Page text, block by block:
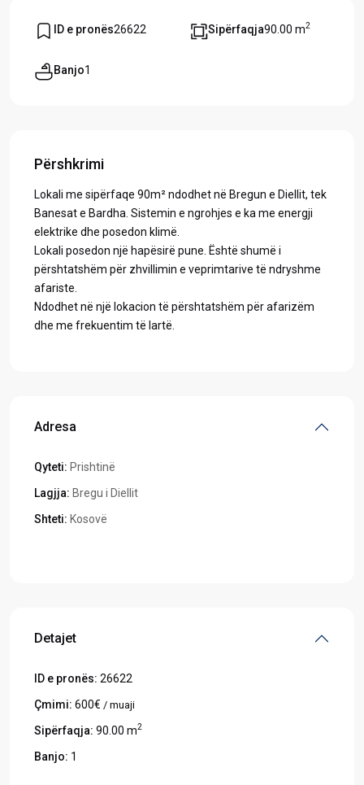
ID e pronës26622 Sipërfaqja90.00 m2
Banjo1
Përshkrimi
Lokali me sipërfaqe 90m² ndodhet në Bregun e Diellit, tek
Banesat e Bardha. Sistemin e ngrohjes e ka me energji
elektrike dhe posedon klimë.
Lokali posedon një hapësirë pune. Është shumë i
përshtatshëm për zhvillimin e veprimtarive të ndryshme
afariste.
​Ndodhet në një lokacion të përshtatshëm për afarizëm
dhe me frekuentim të lartë.
Adresa
Qyteti: Prishtinë
Lagjja: Bregu i Diellit
Shteti: Kosovë
Detajet
ID e pronës: 26622
Çmimi: 600€ / muaji
Sipërfaqja: 90.00 m2
Banjo: 1